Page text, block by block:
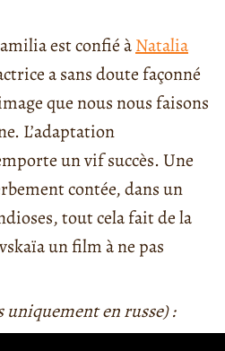
est confié àNatalia
a sans doute façonné
que nous nous faisons
L’adaptation
un vif succès. Une
contée, dans un
tout cela fait de la
un film à ne pas
en russe) :